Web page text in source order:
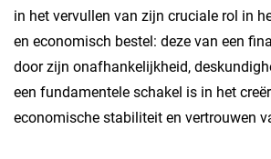
in het vervullen van zijn cruciale rol in
en economisch bestel: deze van een
door zijn onafhankelijkheid,
een fundamentele schakel is in het
economische stabiliteit en vertrouwen